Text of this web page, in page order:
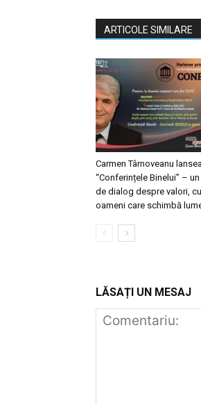
ARTICOLE SIMILARE
Carmen Târnoveanu
“Conferințele Binelui” –
de dialog despre valori,
oameni care schimbă
LĂSAȚI UN MESAJ